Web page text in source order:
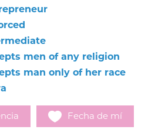
men of any religion
man only of her race
Fecha de mí